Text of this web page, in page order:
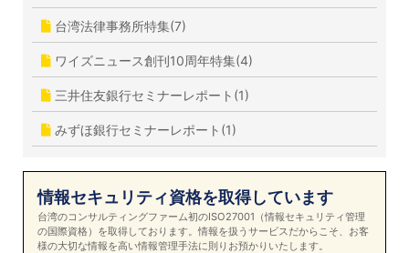
台湾法律事務所特集(7)
ワイズニュース創刊10周年特集(4)
三井住友銀行セミナーレポート(1)
みずほ銀行セミナーレポート(1)
情報セキュリティ資格を取得しています
台湾のコンサルティングファーム初のISO27001（情報セキュリティ管理
の国際資格）を取得しております。情報を扱うサービスだからこそ、お客
様の大切な情報を高い情報管理手法に則りお預かりいたします。